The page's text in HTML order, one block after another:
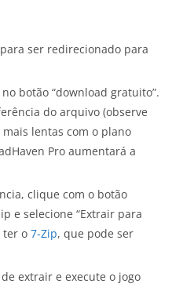
ser redirecionado para
botão “download gratuito”.
do arquivo (observe
lentas com o plano
Pro aumentará a
clique com o botão
e selecione “Extrair para
ter o 7-Zip, que pode ser
extrair e execute o jogo